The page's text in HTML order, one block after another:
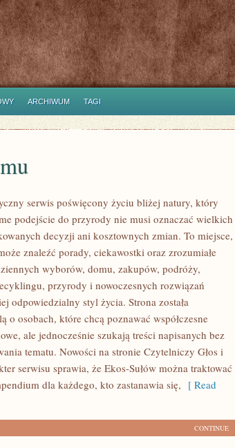
ARCHIWUM TAGI
serwis poświęcony życiu bliżej natury, który
podejście do przyrody nie musi oznaczać wielkich
decyzji ani kosztownych zmian. To miejsce,
znaleźć porady, ciekawostki oraz zrozumiałe
wyborów, domu, zakupów, podróży,
przyrody i nowoczesnych rozwiązań
odpowiedzialny styl życia. Strona została
o osobach, które chcą poznawać współczesne
ale jednocześnie szukają treści napisanych bez
tematu. Nowości na stronie Czytelniczy Głos i
serwisu sprawia, że Ekos-Sułów można traktować
dla każdego, kto zastanawia się, [ Read
CONTINUE